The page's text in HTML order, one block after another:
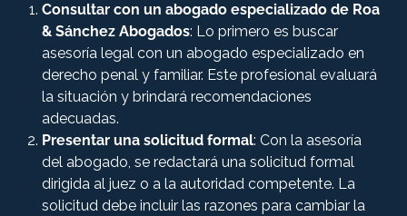
Consultar con un abogado especializado de Roa
& Sánchez Abogados: Lo primero es buscar
asesoría legal con un abogado especializado en
derecho penal y familiar. Este profesional evaluará
la situación y brindará recomendaciones
adecuadas.
Presentar una solicitud formal: Con la asesoría
del abogado, se redactará una solicitud formal
dirigida al juez o a la autoridad competente. La
solicitud debe incluir las razones para cambiar la